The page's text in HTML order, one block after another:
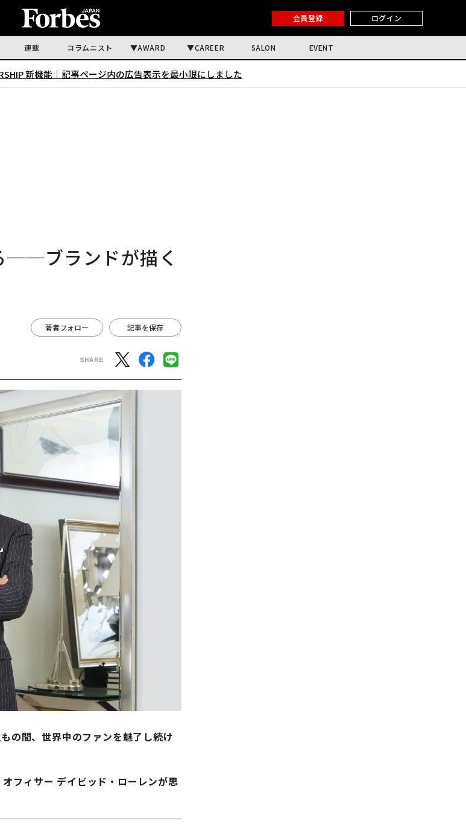
会員登録 ログイン
連載 コラムニスト AWARD CAREER SALON EVENT
新機能｜ 記事ページ内の広告表示を最小限にしました
──ブランドが描く
著者フォロー 記事を保存
の間、世界中のファンを魅了し続け
フィサー デイビッド・ローレンが思